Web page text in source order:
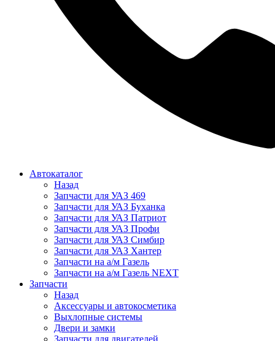
Автокаталог
Назад
Запчасти для УАЗ 469
Запчасти для УАЗ Буханка
Запчасти для УАЗ Патриот
Запчасти для УАЗ Профи
Запчасти для УАЗ Симбир
Запчасти для УАЗ Хантер
Запчасти на а/м Газель
Запчасти на а/м Газель NEXT
Запчасти
Назад
Аксессуары и автокосметика
Выхлопные системы
Двери и замки
Запчасти для двигателей